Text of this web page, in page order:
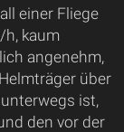
einer Fliege
kaum
angenehm,
über
ist,
den vor der